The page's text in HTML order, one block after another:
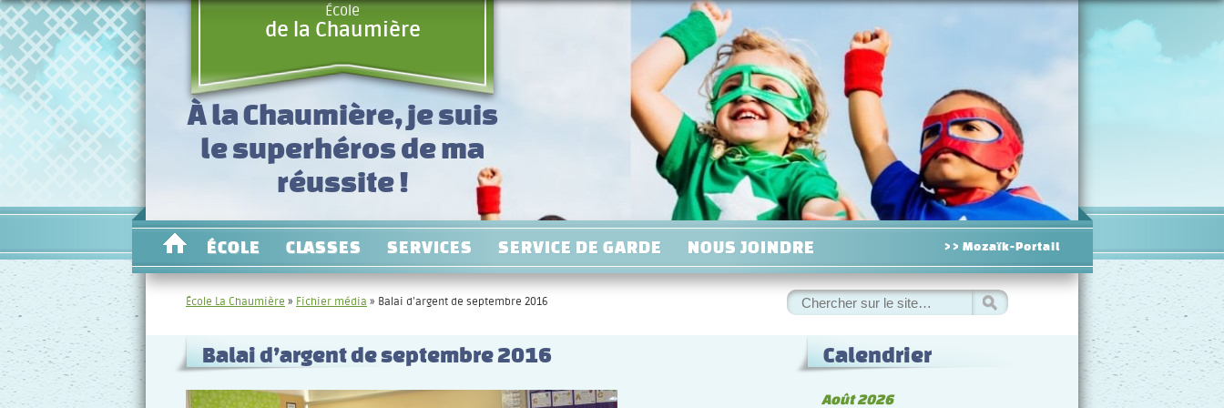
École
de la Chaumière
À la Chaumière, je suis
le superhéros de ma
réussite !
ÉCOLE CLASSES SERVICES SERVICE DE GARDE NOUS JOINDRE >> Mozaïk-Portail
École La Chaumière » Fichier média » Balai d’argent de septembre 2016
Rechercher
:
Balai d’argent de septembre 2016 Calendrier
Août 2026